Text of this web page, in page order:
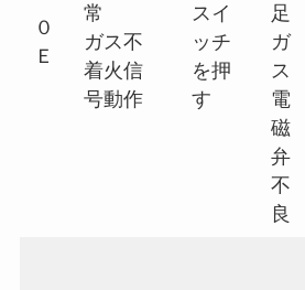
０
Ｅ
常
ガス不
着火信
号動作
スイ
ッチ
を押
す
足
ガ
ス
電
磁
弁
不
良